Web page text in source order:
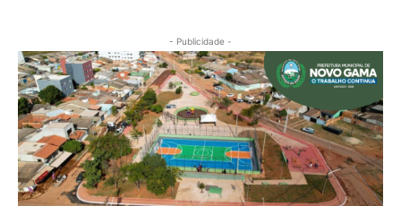
- Publicidade -